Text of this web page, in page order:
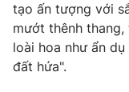
VTV Sức khoẻ
Thị trường 24h
tạo ấn tượng với
mướt thênh
loài hoa như ẩn
đất hứa".